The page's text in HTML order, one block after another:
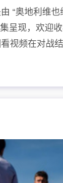
“奥地利维
呈现，欢迎
视频在对战